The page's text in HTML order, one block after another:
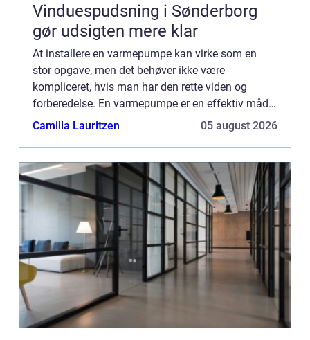
Vinduespudsning i Sønderborg
gør udsigten mere klar
At installere en varmepumpe kan virke som en
stor opgave, men det behøver ikke være
kompliceret, hvis man har den rette viden og
forberedelse. En varmepumpe er en effektiv måde
at reducere energiforbruget på og samtidig
Camilla Lauritzen 05 august 2026